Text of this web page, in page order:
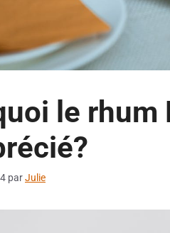
le
parJulie